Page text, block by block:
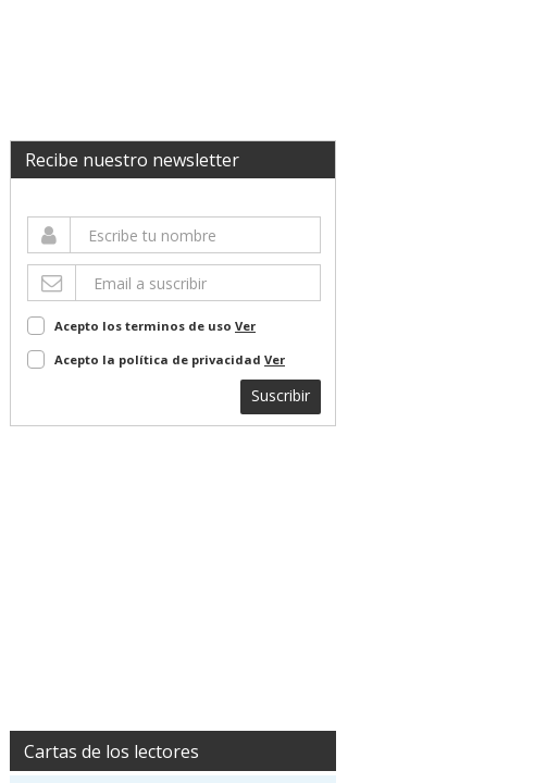
Recibe nuestro newsletter
Acepto los terminos de uso Ver
Acepto la política de privacidad Ver
Suscribir
Cartas de los lectores